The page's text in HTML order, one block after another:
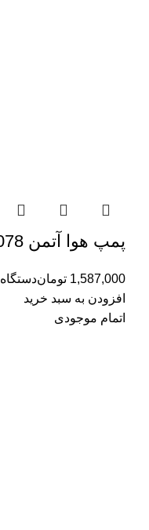
پمپ هوا آتمن Atman cx-0078
1,587,000 توماندستگاه
افزودن به سبد خرید
اتمام موجودی